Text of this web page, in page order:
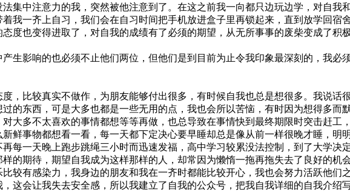
集中注意力的我，突然被他注意到了。在这之前我一向都只边玩边学，对自我
我一齐上自习，我们会在自习时间把手机放进盒子里再锁起来，直到放学回宿
度也变得进取了，对自我的成绩有了必须的期望，从无所事事的废柴变成了积
生影响的也必须不止他们两位，但他们是到目前为止令我印象最深刻的，我必
，比较真实不做作，为朋友能够付出很多，有时候自我也总是想很多。我说话
的东西，可是大多也都是一些无用的点，我也会所以苦恼，有时因为想得多而
大多不太喜欢的事情都想等等再做，也总导致在事情快到最终期限时突击赶工
鲜事物都想看一看，每一天都下定决心要早睡却总是像从前一样很晚才睡，明
每一天晚上跑步跳绳三小时而迅速发福，高中学习较累没法控制，到了大学决
的期待，期望自我成为这样那样的人，却常因为懒惰一拖再拖失去了良好的机
较有感染力，我身边的朋友和我在一齐时都能比较开心，我也会努力活跃他们
这会让我失去安全感，所以我建立了自我的公众号，把我自我详细的自我介绍